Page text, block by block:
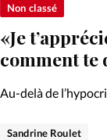
Non classé
«Je
comment te
Au-delà de
authentiques. Si
Sandrine Roulet